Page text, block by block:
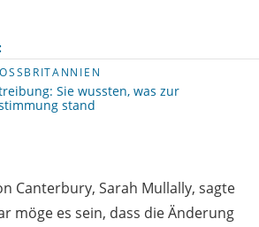
Sie wussten, was zur
stand
Canterbury, Sarah Mullally, sagte
möge es sein, dass die Änderung